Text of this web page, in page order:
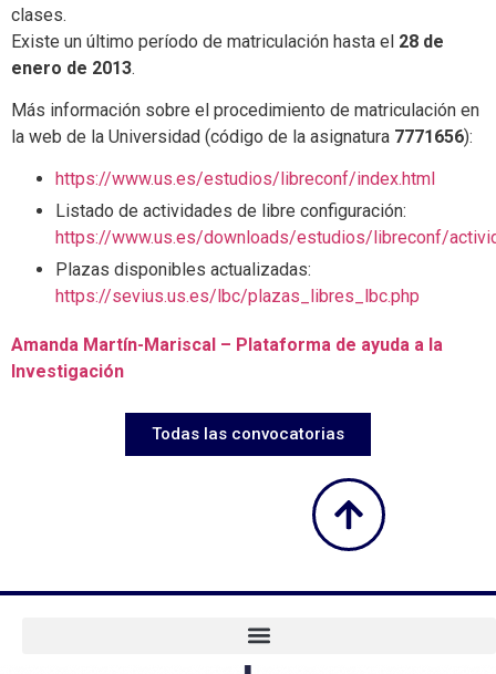
clases.
Existe un último período de matriculación hasta el 28 de
enero de 2013.
Más información sobre el procedimiento de matriculación en
la web de la Universidad (código de la asignatura 7771656):
https://www.us.es/estudios/libreconf/index.html
Listado de actividades de libre configuración:
https://www.us.es/downloads/estudios/libreconf/
Plazas disponibles actualizadas:
https://sevius.us.es/lbc/plazas_libres_lbc.php
Amanda Martín-Mariscal – Plataforma de ayuda a la
Investigación
Todas las convocatorias